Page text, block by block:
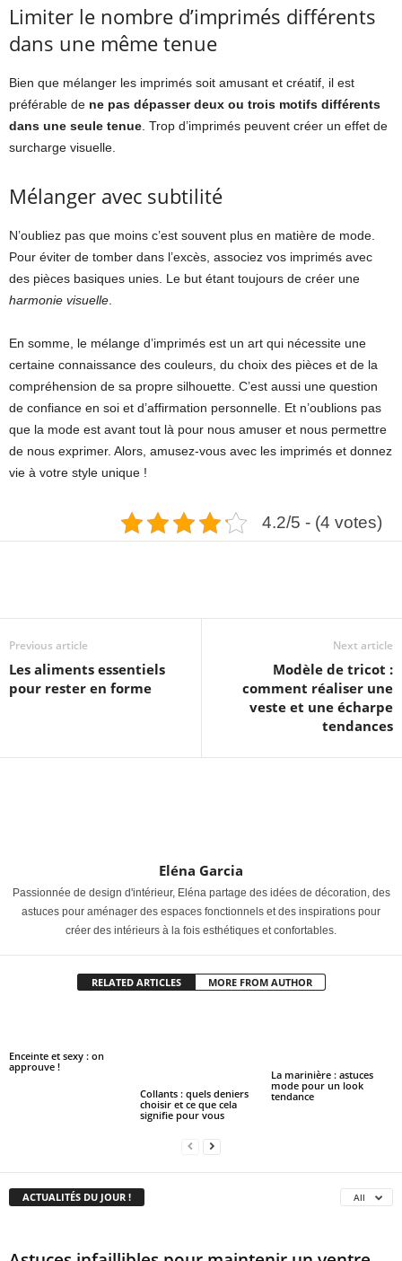
Limiter le nombre d’imprimés différents
dans une même tenue
Bien que mélanger les imprimés soit amusant et créatif, il est
préférable de ne pas dépasser deux ou trois motifs différents
dans une seule tenue . Trop d’imprimés peuvent créer un effet de
surcharge visuelle.
Mélanger avec subtilité
N’oubliez pas que moins c’est souvent plus en matière de mode.
Pour éviter de tomber dans l’excès, associez vos imprimés avec
des pièces basiques unies. Le but étant toujours de créer une
harmonie visuelle
En somme, le mélange d’imprimés est un art qui nécessite une
certaine connaissance des couleurs, du choix des pièces et de la
compréhension de sa propre silhouette. C’est aussi une question
de confiance en soi et d’affirmation personnelle. Et n’oublions pas
que la mode est avant tout là pour nous amuser et nous permettre
de nous exprimer. Alors, amusez-vous avec les imprimés et donnez
vie à votre style unique !
4.2/5 - (4 votes)
Previous article
Les aliments essentiels
pour rester en forme
Next article
Modèle de tricot :
comment réaliser une
veste et une écharpe
tendances
Eléna Garcia
Passionnée de design d'intérieur, Eléna partage des idées de décoration, des
astuces pour aménager des espaces fonctionnels et des inspirations pour
créer des intérieurs à la fois esthétiques et confortables.
RELATED ARTICLES MORE FROM AUTHOR
Enceinte et sexy : on
approuve !
Collants : quels deniers
choisir et ce que cela
signifie pour vous
La marinière : astuces
mode pour un look
tendance
ACTUALITÉS DU JOUR ! All